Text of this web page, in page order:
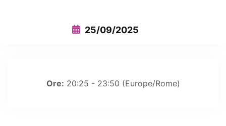
25/09/2025
Ore: 20:25 - 23:50 (Europe/Rome)